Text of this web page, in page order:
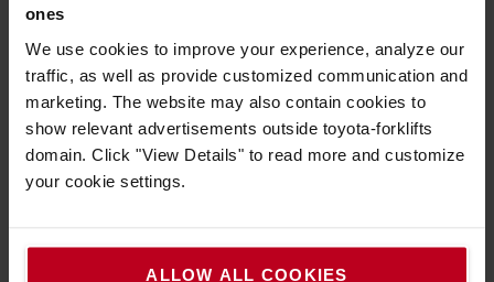
ones
We use cookies to improve your experience, analyze our
traffic, as well as provide customized communication and
marketing. The website may also contain cookies to
show relevant advertisements outside toyota-forklifts
domain. Click "View Details" to read more and customize
your cookie settings.
ALLOW ALL COOKIES
Ecovadis
Integrált Irányítási Rendszer Politika
Az Integrált Irányítási Rendszer Politika összefoglalja
a vállalat minőségre, megbízhatóságra és
valamint az ügyfél- és jogszabályi megfelelés iránti
elköteleződését.